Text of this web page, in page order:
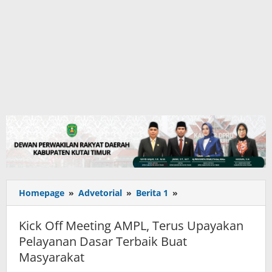
Homepage » Advetorial » Berita 1 »
Off
AMPL,
Terus
Kick Off Meeting AMPL, Terus Upayakan
Pelayanan Dasar Terbaik Buat
Masyarakat